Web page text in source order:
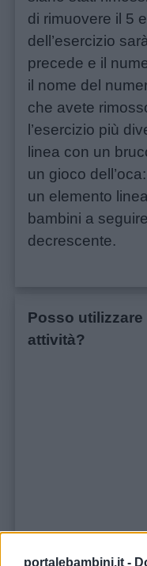
portalebambini.it -
di rimuovere il 5
dell’esercizio
precede e il
il nome del
che avete
l’esercizio più
linea con un
un gioco
un elemento
bambini a
decrescente.
Posso utilizzare
attività?